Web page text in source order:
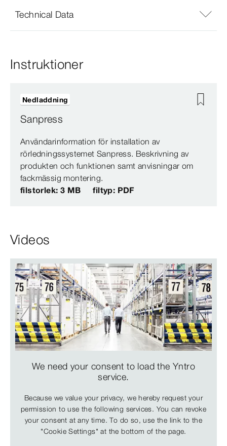
Technical Data
Instruktioner
Sanpress
Användarinformation för installation av
rörledningssystemet Sanpress. Beskrivning av
produkten och funktionen samt anvisningar om
fackmässig montering.
filstorlek: 3 MB
filtyp: PDF
Nedladdning
Videos
We need your consent to load the Yntro
service.
Because we value your privacy, we hereby request your
permission to use the following services. You can revoke
your consent at any time. To do so, use the link to the
"Cookie Settings" at the bottom of the page.